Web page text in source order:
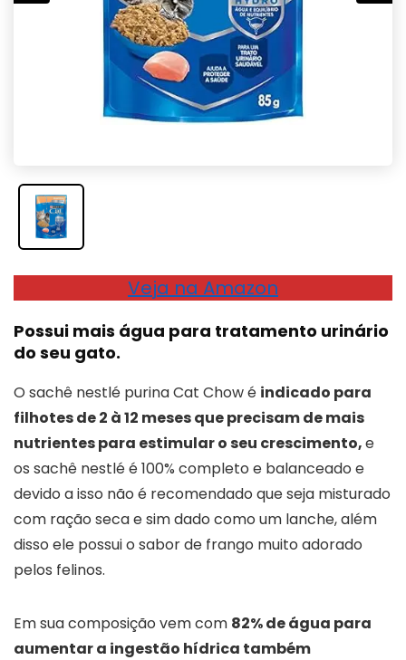
Veja na Amazon
Possui mais água para tratamento urinário
do seu gato.
O sachê nestlé purina Cat Chow é indicado para
filhotes de 2 à 12 meses que precisam de mais
nutrientes para estimular o seu crescimento,e
os sachê nestlé é 100% completo e balanceado e
devido a isso não é recomendado que seja misturado
com ração seca e sim dado como um lanche, além
disso ele possui o sabor de frango muito adorado
pelos felinos.
Em sua composição vem com 82% de água para
aumentar a ingestão hídrica também